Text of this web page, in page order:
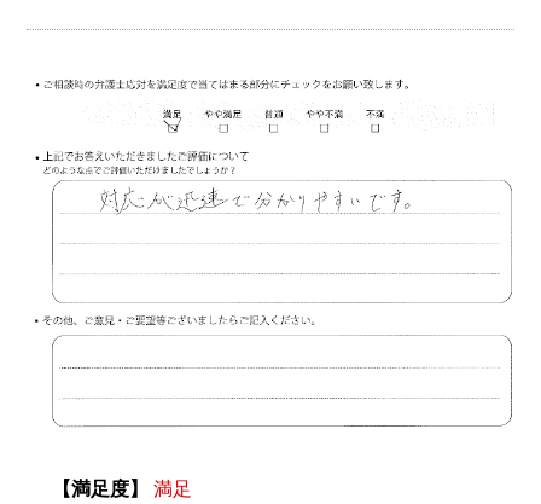
【満足度】
満足